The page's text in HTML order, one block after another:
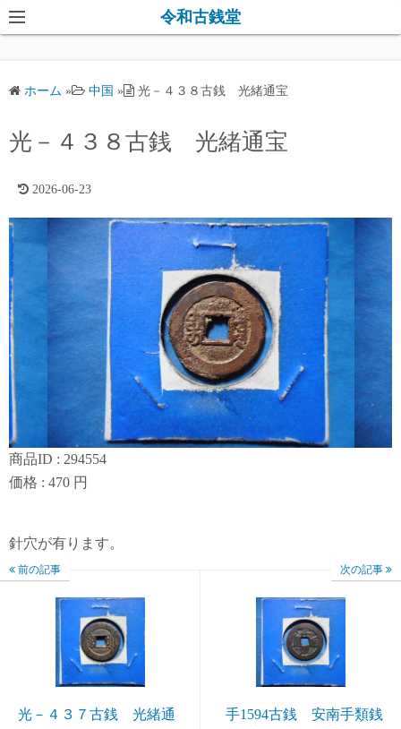
コ
ン
ス
プ
令和古銭堂
ホーム » 中国 » 光－４３８古銭 光緒通宝
光－４３８古銭 光緒通宝
2026-06-23
商品ID : 294554
価格 : 470 円
針穴が有ります。
前の記事
光－４３７古銭 光緒通
次の記事
手1594古銭 安南手類銭